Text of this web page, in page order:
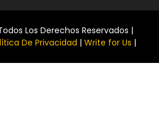
Los Derechos Reservados |
De Privacidad | Write for Us |